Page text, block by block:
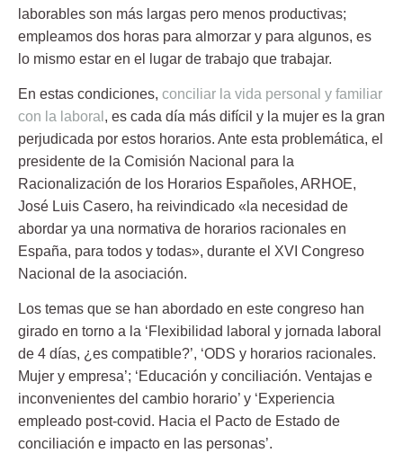
laborables son más largas pero menos productivas;
empleamos dos horas para almorzar y para algunos, es
lo mismo estar en el lugar de trabajo que trabajar.
En estas condiciones, conciliar la vida personal y familiar
con la laboral , es cada día más difícil y la mujer es la gran
perjudicada por estos horarios. Ante esta problemática, el
presidente de la Comisión Nacional para la
Racionalización de los Horarios Españoles, ARHOE,
José Luis Casero, ha reivindicado «la necesidad de
abordar ya una normativa de horarios racionales en
España, para todos y todas», durante el XVI Congreso
Nacional de la asociación.
Los temas que se han abordado en este congreso han
girado en torno a la ‘Flexibilidad laboral y jornada laboral
de 4 días, ¿es compatible?’, ‘ODS y horarios racionales.
Mujer y empresa’; ‘Educación y conciliación. Ventajas e
inconvenientes del cambio horario’ y ‘Experiencia
empleado post-covid. Hacia el Pacto de Estado de
conciliación e impacto en las personas’.